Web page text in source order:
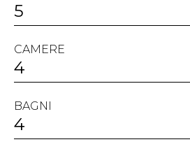
5
CAMERE
4
BAGNI
4